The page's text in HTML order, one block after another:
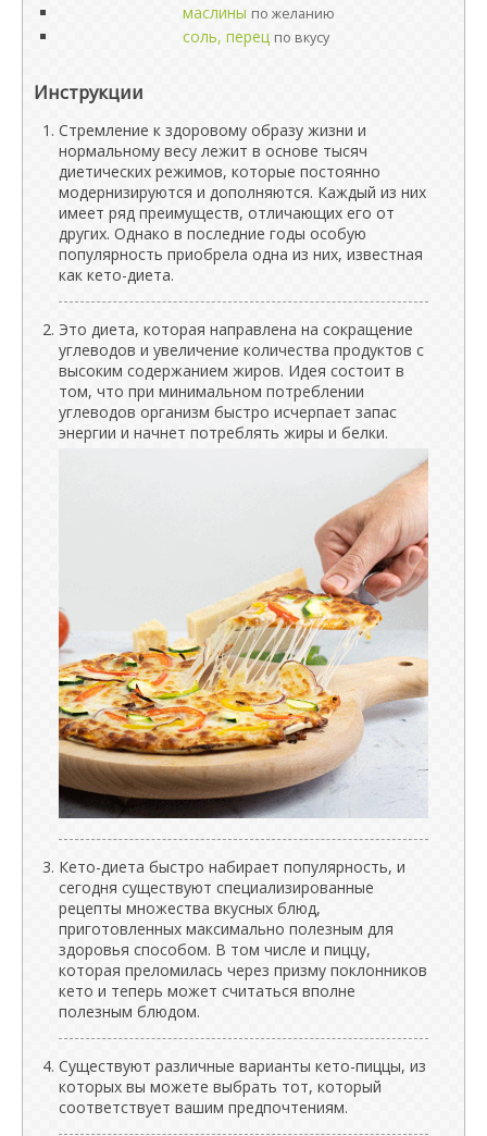
маслины по желанию
соль, перец по вкусу
Инструкции
Стремление к здоровому образу жизни и
нормальному весу лежит в основе тысяч
диетических режимов, которые постоянно
модернизируются и дополняются. Каждый из них
имеет ряд преимуществ, отличающих его от
других. Однако в последние годы особую
популярность приобрела одна из них, известная
как кето-диета.
Это диета, которая направлена ​​на сокращение
углеводов и увеличение количества продуктов с
высоким содержанием жиров. Идея состоит в
том, что при минимальном потреблении
углеводов организм быстро исчерпает запас
энергии и начнет потреблять жиры и белки.
Кето-диета быстро набирает популярность, и
сегодня существуют специализированные
рецепты множества вкусных блюд,
приготовленных максимально полезным для
здоровья способом. В том числе и пиццу,
которая преломилась через призму поклонников
кето и теперь может считаться вполне
полезным блюдом.
Существуют различные варианты кето-пиццы, из
которых вы можете выбрать тот, который
соответствует вашим предпочтениям.